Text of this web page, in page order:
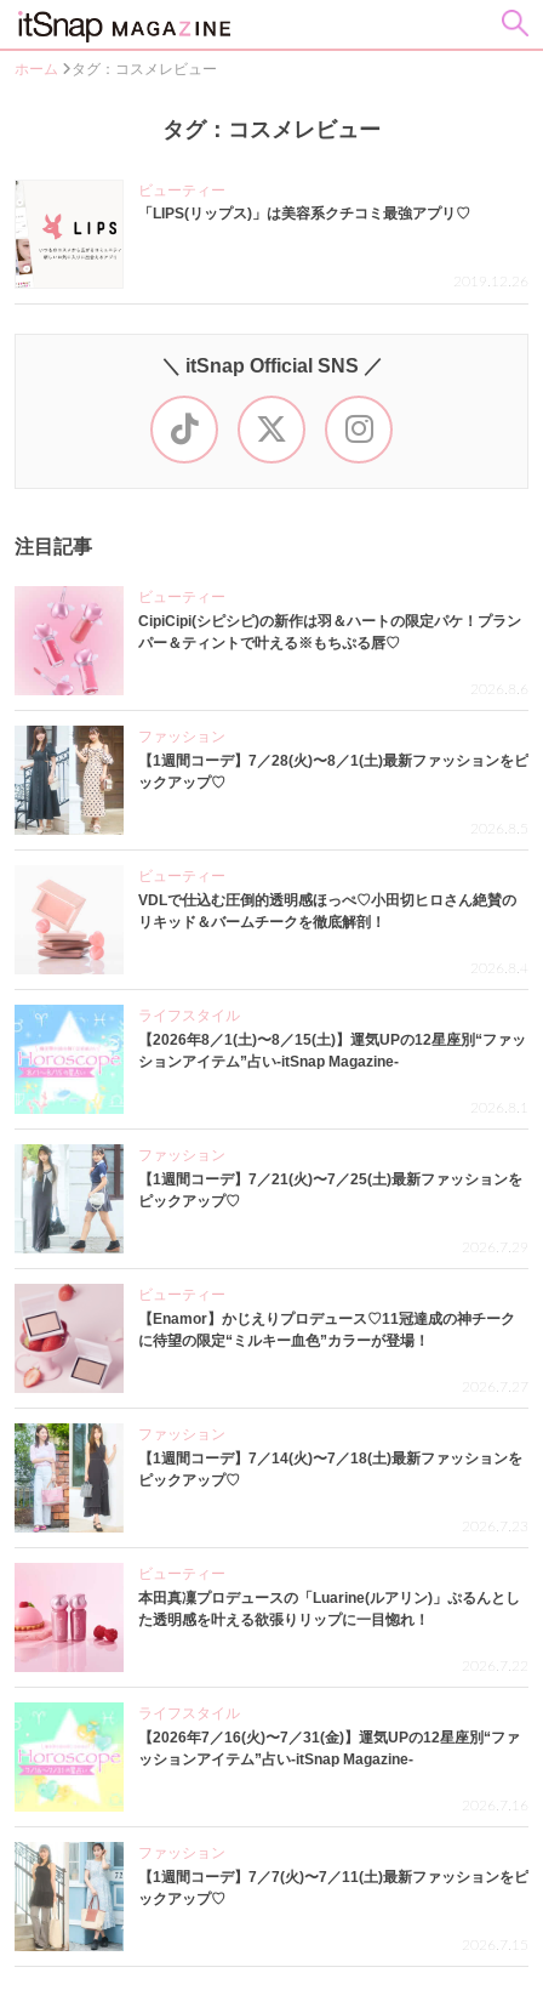
ホーム タグ：コスメレビュー
タグ：コスメレビュー
ビューティー
「LIPS(リップス)」は美容系クチコミ最強アプリ♡
2019.12.26
＼ itSnap Official SNS ／
注目記事
ビューティー
CipiCipi(シピシピ)の新作は羽＆ハートの限定パケ！プラン
パー＆ティントで叶える※もちぷる唇♡
2026.8.6
ファッション
【1週間コーデ】7／28(火)〜8／1(土)最新ファッションをピ
ックアップ♡
2026.8.5
ビューティー
VDLで仕込む圧倒的透明感ほっぺ♡小田切ヒロさん絶賛の
リキッド＆バームチークを徹底解剖！
2026.8.4
ライフスタイル
【2026年8／1(土)〜8／15(土)】運気UPの12星座別“ファッ
ションアイテム”占い-itSnap Magazine-
2026.8.1
ファッション
【1週間コーデ】7／21(火)〜7／25(土)最新ファッションを
ピックアップ♡
2026.7.29
ビューティー
【Enamor】かじえりプロデュース♡11冠達成の神チーク
に待望の限定“ミルキー血色”カラーが登場！
2026.7.27
ファッション
【1週間コーデ】7／14(火)〜7／18(土)最新ファッションを
ピックアップ♡
2026.7.23
ビューティー
本田真凜プロデュースの「Luarine(ルアリン)」ぷるんとし
た透明感を叶える欲張りリップに一目惚れ！
2026.7.22
ライフスタイル
【2026年7／16(火)〜7／31(金)】運気UPの12星座別“ファ
ッションアイテム”占い-itSnap Magazine-
2026.7.16
ファッション
【1週間コーデ】7／7(火)〜7／11(土)最新ファッションをピ
ックアップ♡
2026.7.15